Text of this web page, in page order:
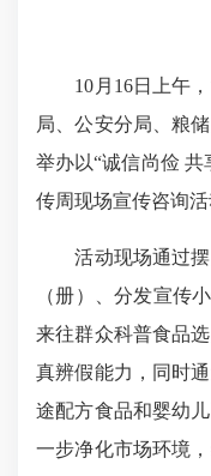
10月16日上午，
局、公安分局、粮
举办以“诚信尚俭 共
传周现场宣传咨询活
活动现场通过摆
（册）、分发宣传
来往群众科普食品
真辨假能力，同时
途配方食品和婴幼
一步净化市场环境